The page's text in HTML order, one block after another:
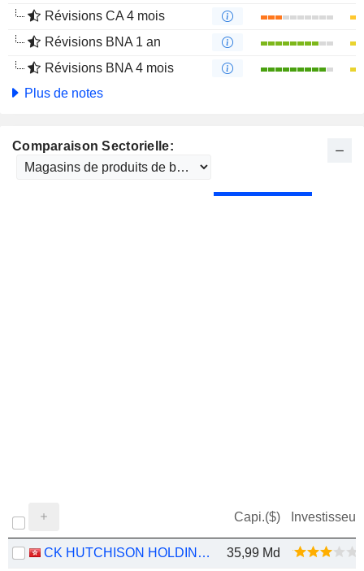
Révisions CA 4 mois
Révisions BNA 1 an
Révisions BNA 4 mois
Plus de notes
Comparaison Sectorielle:
Capi.($) Investisseur
CK HUTCHISON HOLDINGS LIMITED 35,99 Md